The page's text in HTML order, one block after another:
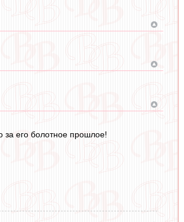
за его болотное прошлое!